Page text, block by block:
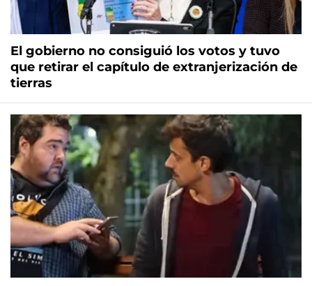
El gobierno no consiguió los votos y tuvo
que retirar el capítulo de extranjerización de
tierras